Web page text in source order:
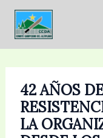
Skip
content
42 AÑOS
LA